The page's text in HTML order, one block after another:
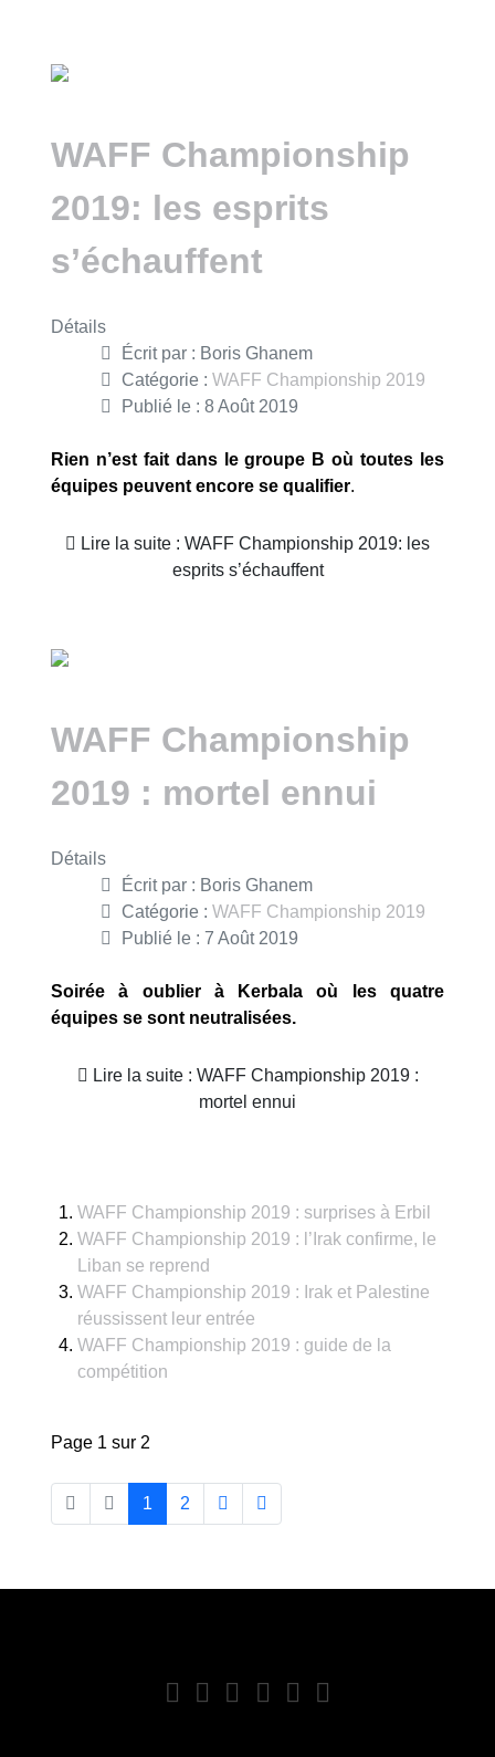
WAFF Championship
2019: les esprits
s’échauffent
Détails
Écrit par : Boris Ghanem
Catégorie : WAFF Championship 2019
Publié le : 8 Août 2019
Rien n’est fait dans le groupe B où toutes les
équipes peuvent encore se qualifier.
Lire la suite : WAFF Championship 2019: les
esprits s’échauffent
WAFF Championship
2019 : mortel ennui
Détails
Écrit par : Boris Ghanem
Catégorie : WAFF Championship 2019
Publié le : 7 Août 2019
Soirée à oublier à Kerbala où les quatre
équipes se sont neutralisées.
Lire la suite : WAFF Championship 2019 :
mortel ennui
WAFF Championship 2019 : surprises à Erbil
WAFF Championship 2019 : l’Irak confirme, le
Liban se reprend
WAFF Championship 2019 : Irak et Palestine
réussissent leur entrée
WAFF Championship 2019 : guide de la
compétition
Page 1 sur 2
1 2